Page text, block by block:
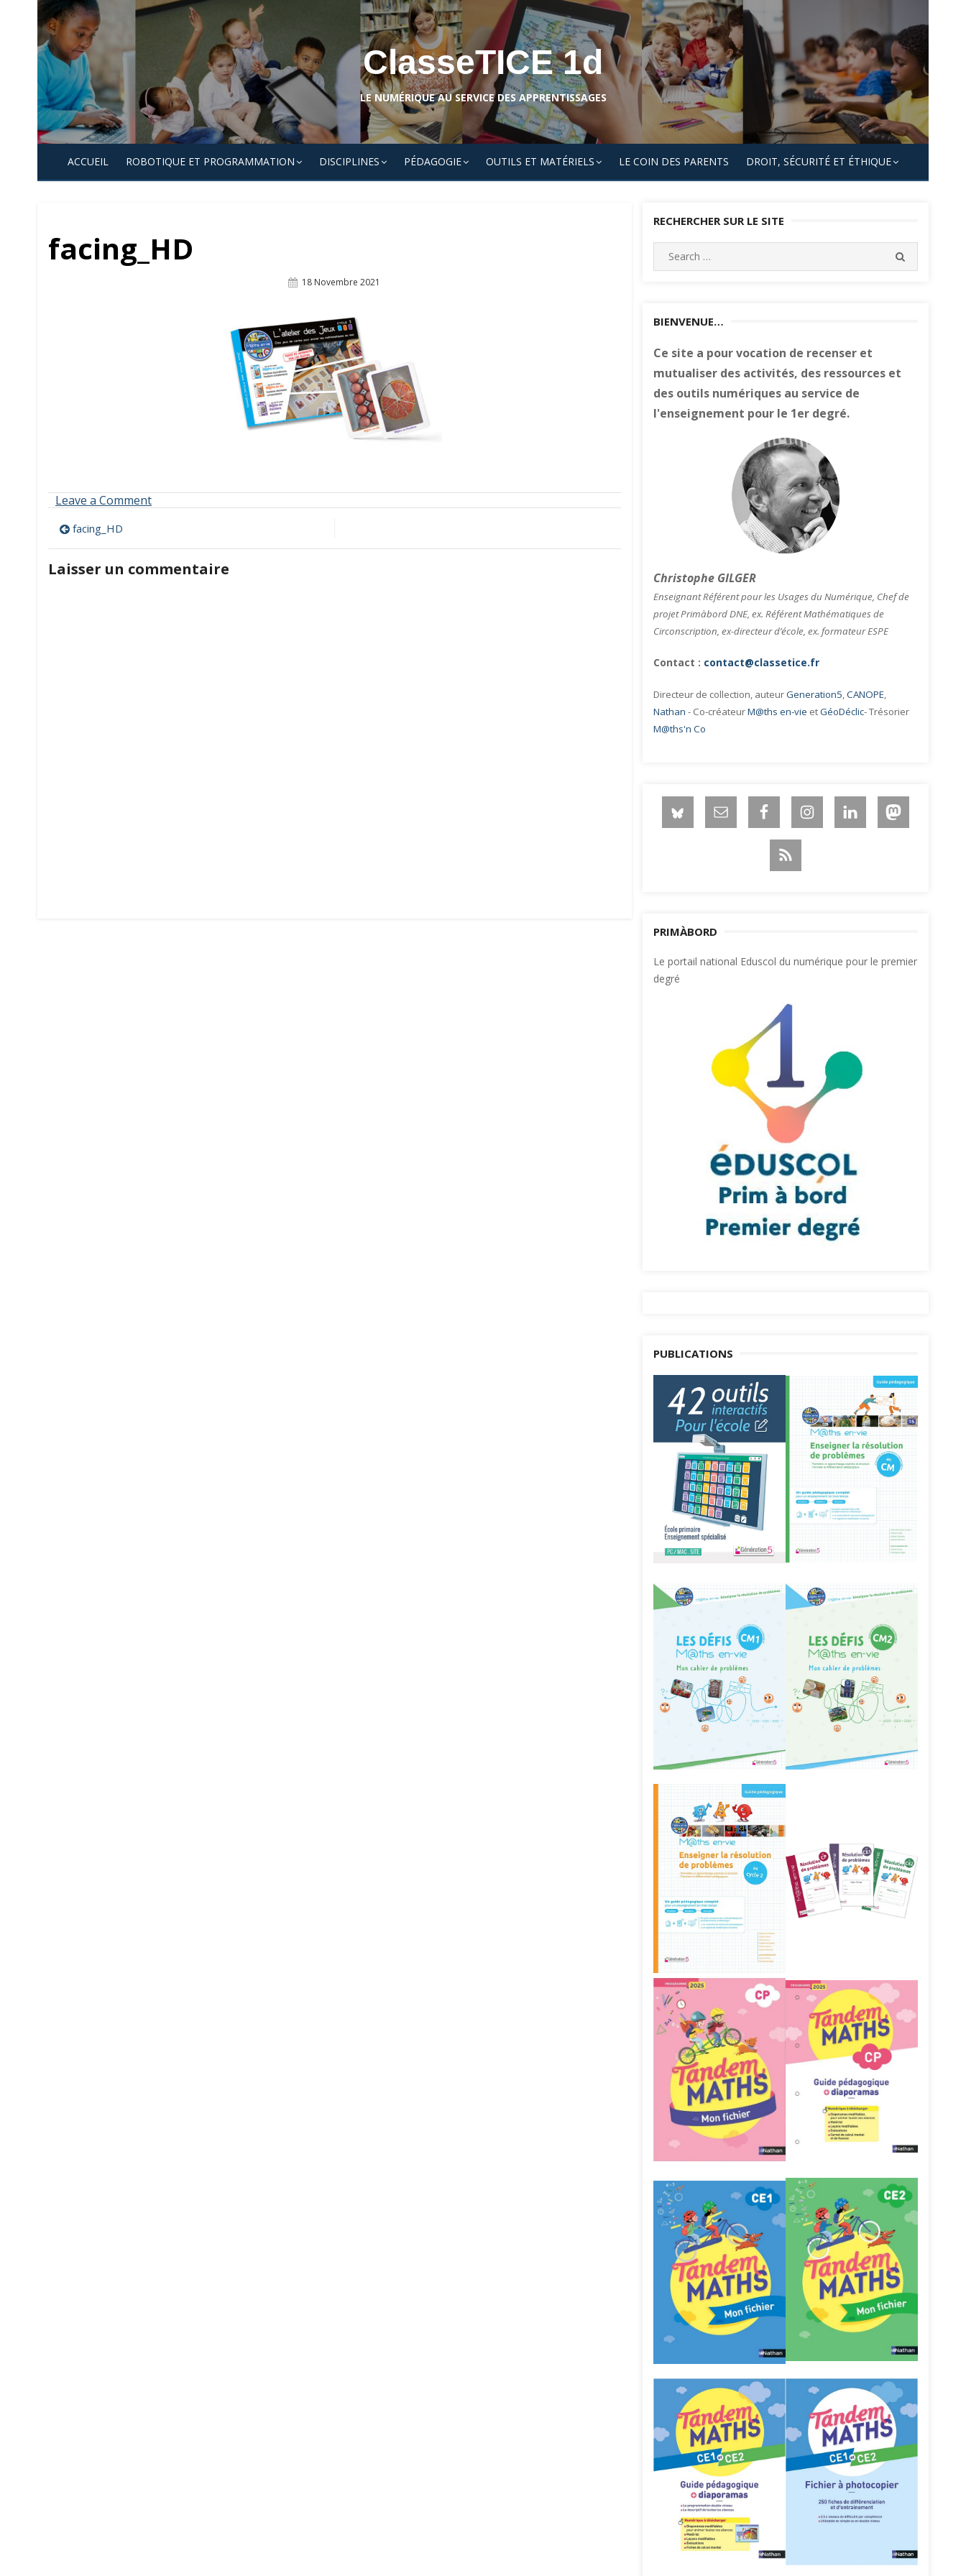
Skip
to
content
ClasseTICE 1d
LE NUMÉRIQUE AU SERVICE DES APPRENTISSAGES
ACCUEIL ROBOTIQUE ET PROGRAMMATION DISCIPLINES PÉDAGOGIE OUTILS ET MATÉRIELS LE COIN DES PARENTS DROIT, SÉCURITÉ ET ÉTHIQUE
facing_HD
Posted
18 Novembre 2021
Leave a Commenton
Navigation
de
l’article
facing_HD
Laisser un commentaire
RECHERCHER SUR LE SITE
Search
for:
BIENVENUE…
Ce site a pour vocation de recenser et
mutualiser des activités, des ressources et
des outils numériques au service de
l'enseignement pour le 1er degré.
Christophe GILGER
Enseignant Référent pour les Usages du Numérique, Chef de
projet Primàbord DNE, ex. Référent Mathématiques de
Circonscription, ex-directeur d’école, ex. formateur ESPE
Contact : contact@classetice.fr
Directeur de collection, auteurGeneration5,CANOPE,
Nathan - Co-créateurM@ths en-vie etGéoDéclic- Trésorier
M@ths'n Co
PRIMÀBORD
Le portail national Eduscol du numérique pour le premier
degré
PUBLICATIONS